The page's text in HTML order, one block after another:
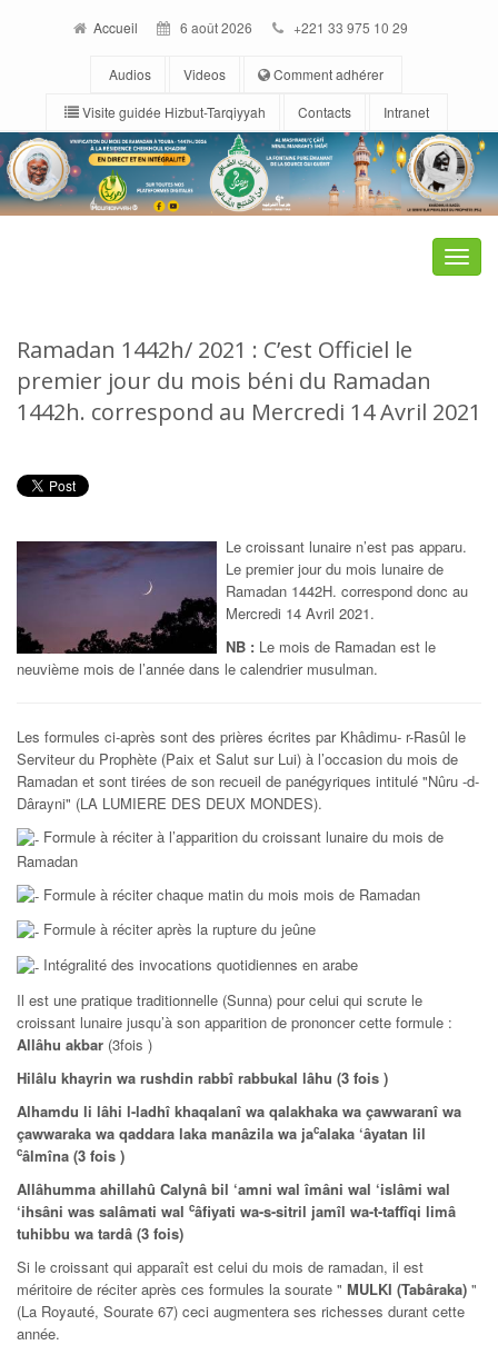
Accueil 6 août 2026 +221 33 975 10 29
Audios Videos
Comment adhérer
Visite guidée Hizbut-Tarqiyyah
Contacts Intranet
Toggle
Ramadan 1442h/ 2021 : C’est Officiel le
premier jour du mois béni du Ramadan
1442h. correspond au Mercredi 14 Avril 2021
Le croissant lunaire n’est pas apparu.
Le premier jour du mois lunaire de
Ramadan 1442H. correspond donc au
Mercredi 14 Avril 2021.
NB : Le mois de Ramadan est le
neuvième mois de l’année dans le calendrier musulman.
Les formules ci-après sont des prières écrites par Khâdimu- r-Rasûl le
Serviteur du Prophète (Paix et Salut sur Lui) à l’occasion du mois de
Ramadan et sont tirées de son recueil de panégyriques intitulé "Nûru -d-
Dârayni" (LA LUMIERE DES DEUX MONDES).
Formule à réciter à l’apparition du croissant lunaire du mois de
Ramadan
Formule à réciter chaque matin du mois mois de Ramadan
Formule à réciter après la rupture du jeûne
Intégralité des invocations quotidiennes en arabe
Il est une pratique traditionnelle (Sunna) pour celui qui scrute le
croissant lunaire jusqu’à son apparition de prononcer cette formule :
Allâhu akbar (3fois )
Hilâlu khayrin wa rushdin rabbî rabbukal lâhu (3 fois )
Alhamdu li lâhi l-ladhî khaqalanî wa qalakhaka wa çawwaranî wa
çawwaraka wa qaddara laka manâzila wa jacalaka ‘âyatan lil
câlmîna (3 fois )
Allâhumma ahillahû Calynâ bil ‘amni wal îmâni wal ‘islâmi wal
‘ihsâni was salâmati wal câfiyati wa-s-sitril jamîl wa-t-taffîqi limâ
tuhibbu wa tardâ (3 fois)
Si le croissant qui apparaît est celui du mois de ramadan, il est
méritoire de réciter après ces formules la sourate " MULKI (Tabâraka) "
(La Royauté, Sourate 67) ceci augmentera ses richesses durant cette
année.